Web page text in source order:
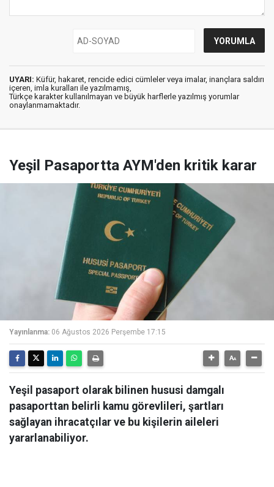
UYARI: Küfür, hakaret, rencide edici cümleler veya imalar, inançlara saldırı
içeren, imla kuralları ile yazılmamış,
Türkçe karakter kullanılmayan ve büyük harflerle yazılmış yorumlar
onaylanmamaktadır.
Yeşil Pasaportta AYM'den kritik karar
Yayınlanma: 06 Ağustos 2026 Perşembe 17:15
Yeşil pasaport olarak bilinen hususi damgalı
pasaporttan belirli kamu görevlileri, şartları
sağlayan ihracatçılar ve bu kişilerin aileleri
yararlanabiliyor.